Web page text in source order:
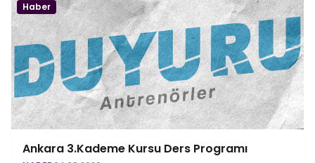
Haber
Ankara 3.Kademe Kursu Ders Programı